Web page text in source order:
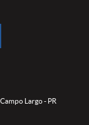
Largo- PR